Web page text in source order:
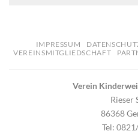
IMPRESSUM
VEREINSMITGLIEDSCHAFT
Verein
Rieser
86368
Tel: